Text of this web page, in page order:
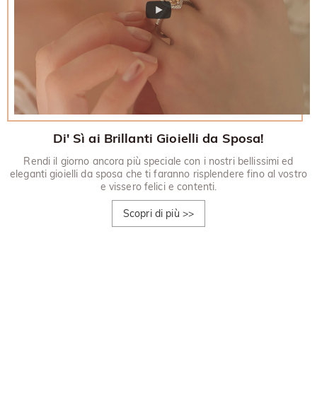
Di' Sì ai Brillanti Gioielli da Sposa!
Rendi il giorno ancora più speciale con i nostri bellissimi ed
eleganti gioielli da sposa che ti faranno risplendere fino al vostro
e vissero felici e contenti.
Scopri di più >>